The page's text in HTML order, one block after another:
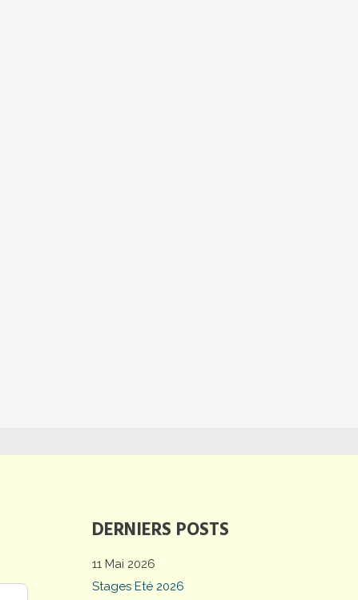
DERNIERS POSTS
11 Mai 2026
Stages Eté 2026